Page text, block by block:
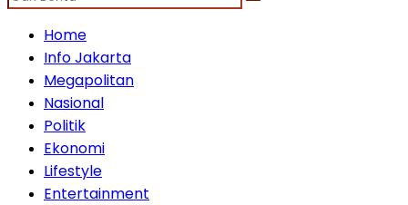
Home
Info Jakarta
Megapolitan
Nasional
Politik
Ekonomi
Lifestyle
Entertainment